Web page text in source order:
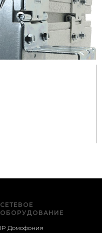
СЕТЕВОЕ
ОБОРУДОВАНИЕ
IP Домофония